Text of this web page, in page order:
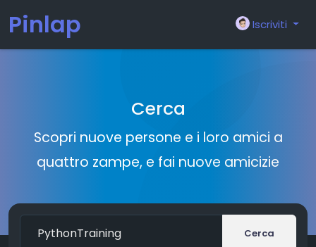
Pinlap Iscriviti
Cerca
Scopri nuove persone e i loro amici a
quattro zampe, e fai nuove amicizie
Cerca